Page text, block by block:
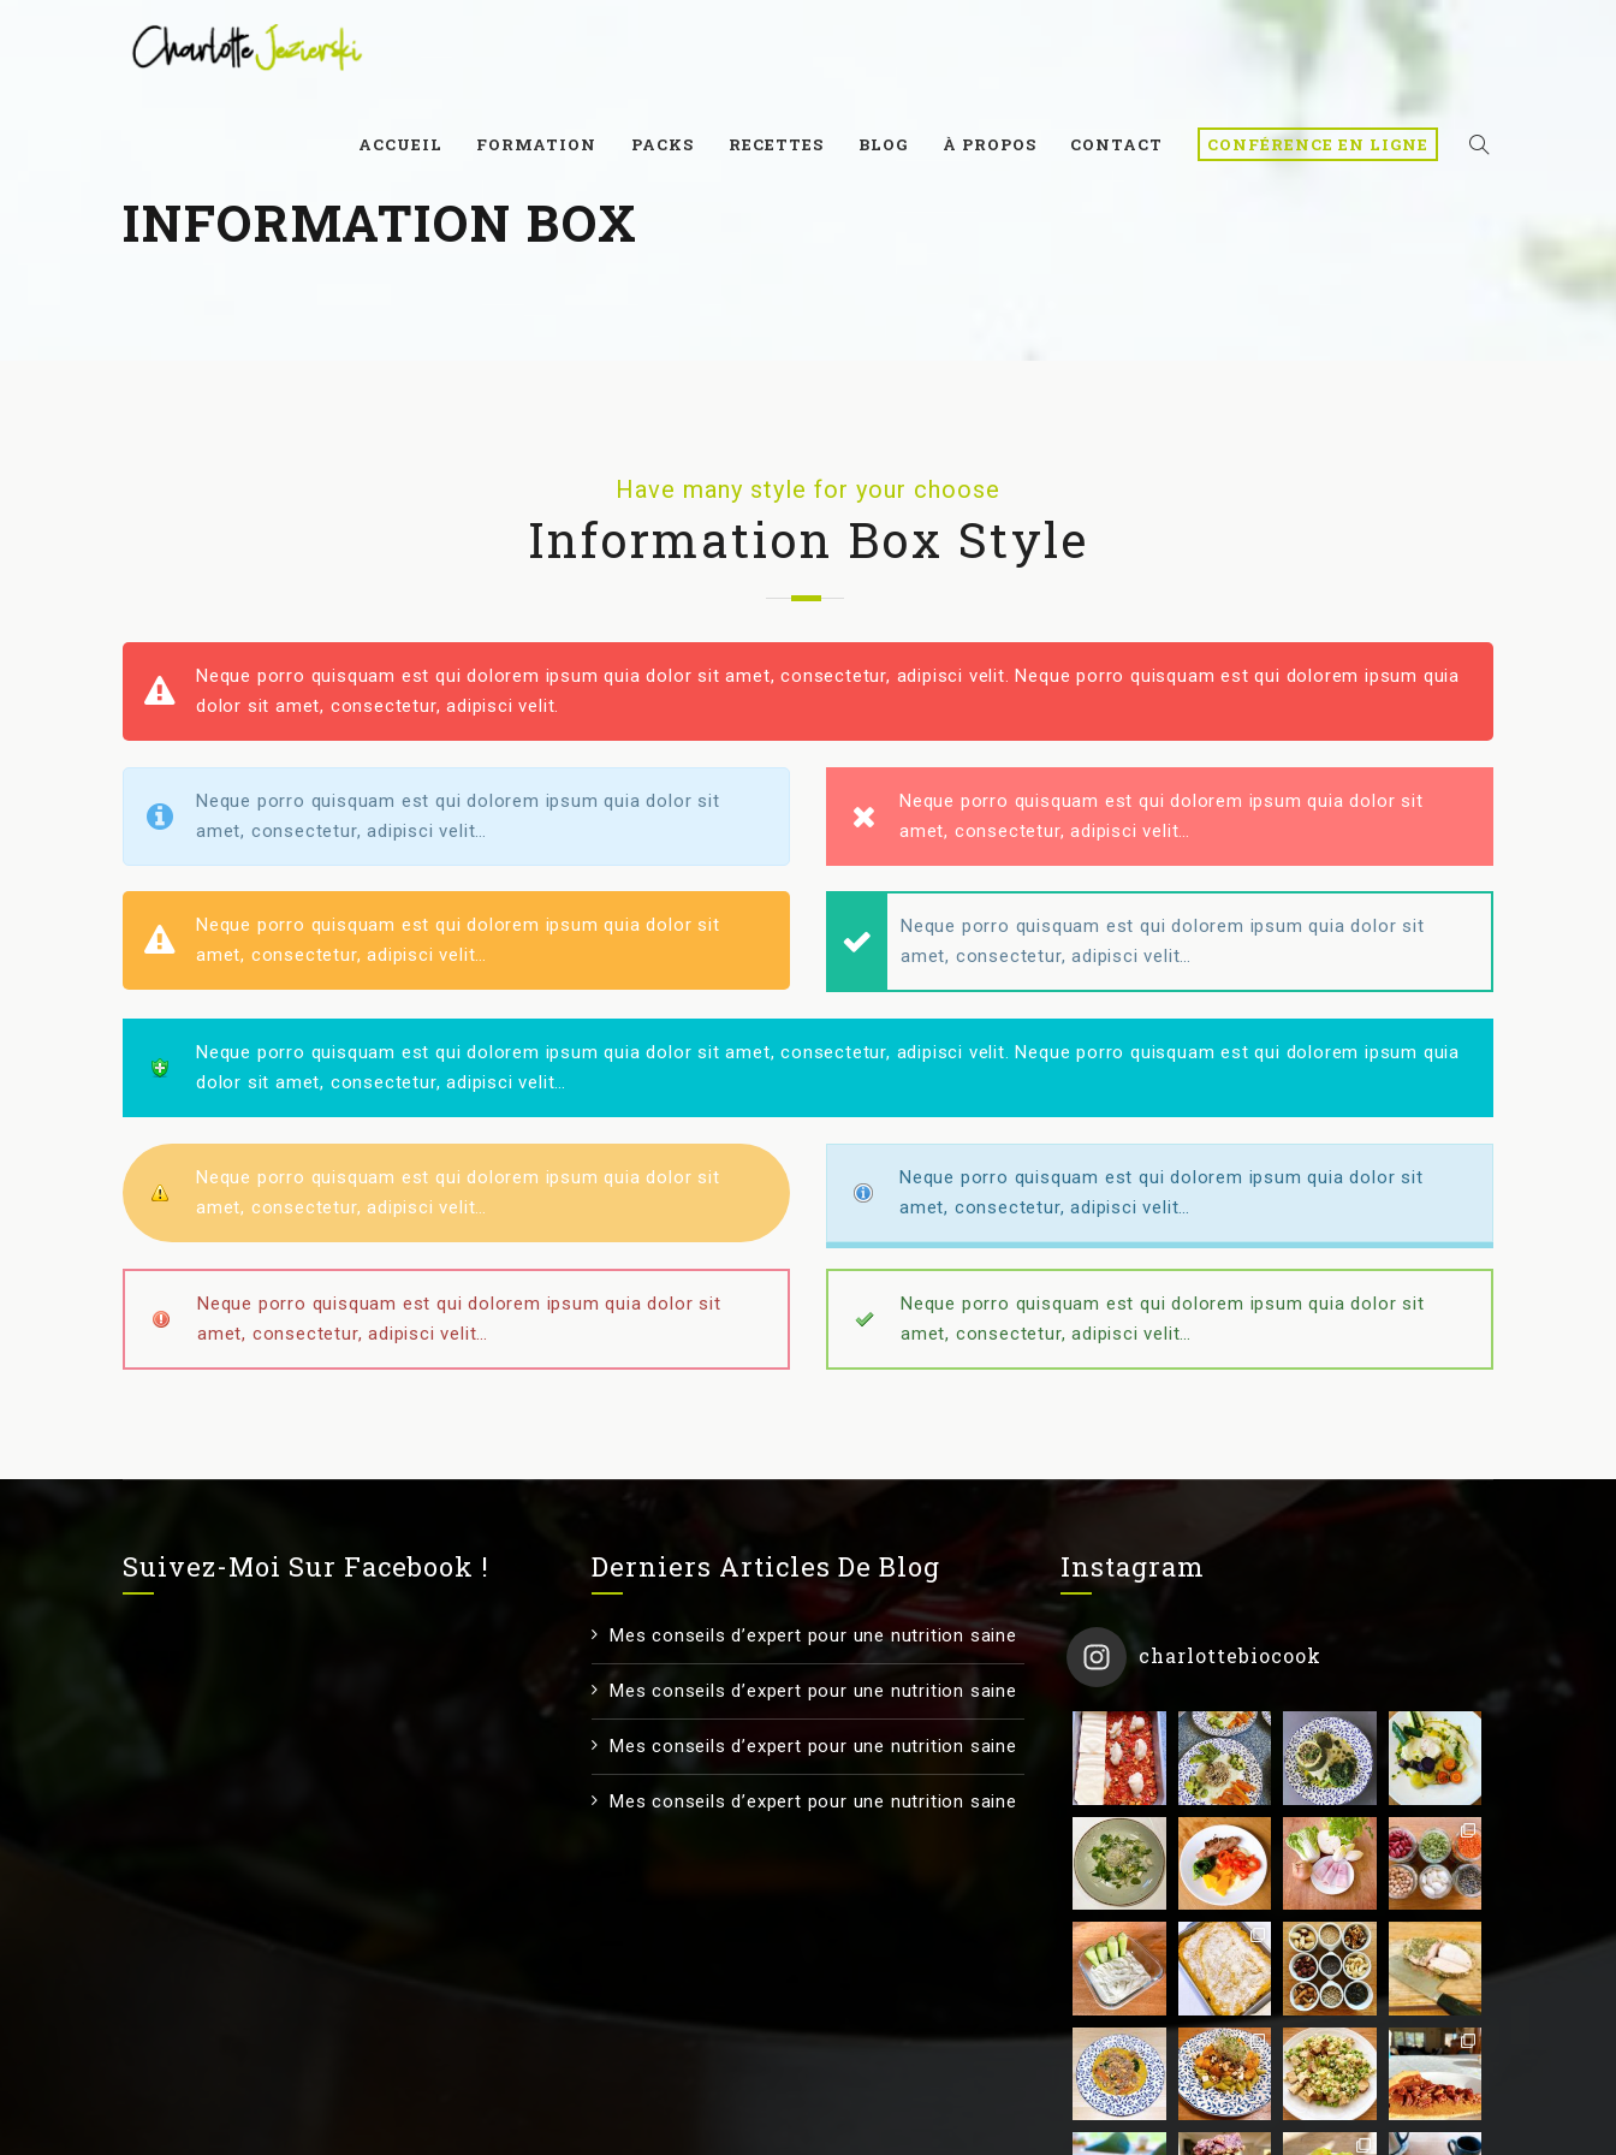
ACCUEIL FORMATION PACKS RECETTES BLOG À PROPOS CONTACT CONFÉRENCE EN LIGNE
INFORMATION BOX
Have many style for your choose
Information Box Style
Neque porro quisquam est qui dolorem ipsum quia dolor sit amet, consectetur, adipisci velit. Neque porro quisquam est qui dolorem ipsum quia
dolor sit amet, consectetur, adipisci velit.
Neque porro quisquam est qui dolorem ipsum quia dolor sit
amet, consectetur, adipisci velit…
Neque porro quisquam est qui dolorem ipsum quia dolor sit
amet, consectetur, adipisci velit…
Neque porro quisquam est qui dolorem ipsum quia dolor sit
amet, consectetur, adipisci velit…
Neque porro quisquam est qui dolorem ipsum quia dolor sit
amet, consectetur, adipisci velit…
Neque porro quisquam est qui dolorem ipsum quia dolor sit amet, consectetur, adipisci velit. Neque porro quisquam est qui dolorem ipsum quia
dolor sit amet, consectetur, adipisci velit…
Neque porro quisquam est qui dolorem ipsum quia dolor sit
amet, consectetur, adipisci velit…
Neque porro quisquam est qui dolorem ipsum quia dolor sit
amet, consectetur, adipisci velit…
Neque porro quisquam est qui dolorem ipsum quia dolor sit
amet, consectetur, adipisci velit…
Neque porro quisquam est qui dolorem ipsum quia dolor sit
amet, consectetur, adipisci velit…
Suivez-Moi Sur Facebook ! Derniers Articles De Blog
Mes conseils d’expert pour une nutrition saine
Mes conseils d’expert pour une nutrition saine
Mes conseils d’expert pour une nutrition saine
Mes conseils d’expert pour une nutrition saine
Instagram
charlottebiocook